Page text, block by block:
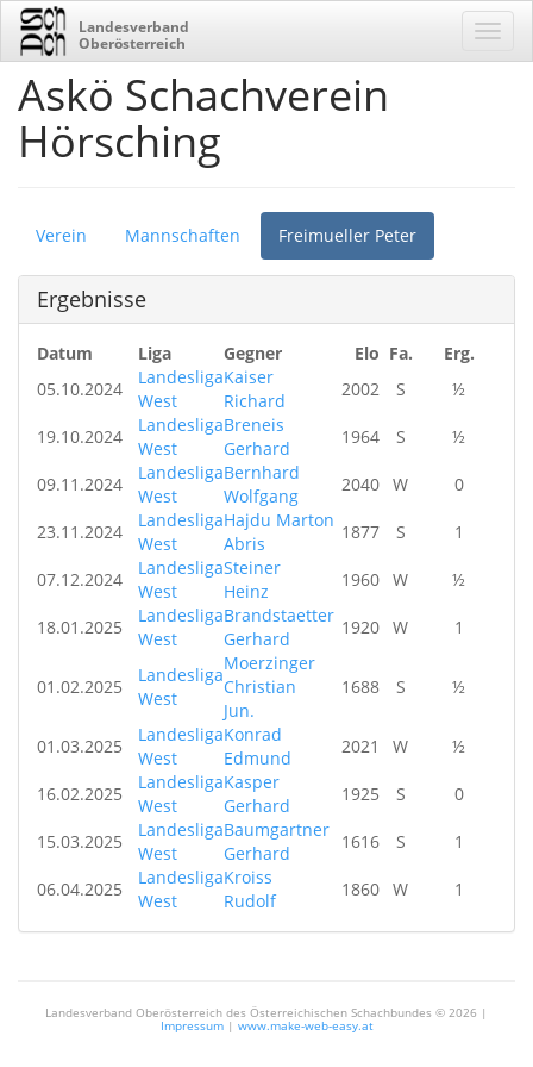
Landesverband
Oberösterreich
Askö Schachverein
Hörsching
Verein Mannschaften Freimueller Peter
Ergebnisse
Datum Liga Gegner Elo Fa.
Erg.
05.10.2024
Landesliga
West
Kaiser
Richard
2002 S ½
19.10.2024
Landesliga
West
Breneis
Gerhard
1964 S ½
09.11.2024
Landesliga
West
Bernhard
Wolfgang
2040 W 0
23.11.2024
Landesliga
West
Hajdu Marton
Abris
1877 S 1
07.12.2024
Landesliga
West
Steiner
Heinz
1960 W ½
18.01.2025
Landesliga
West
Brandstaetter
Gerhard
1920 W 1
01.02.2025
Landesliga
West
Moerzinger
Christian
Jun.
1688 S ½
01.03.2025
Landesliga
West
Konrad
Edmund
2021 W ½
16.02.2025
Landesliga
West
Kasper
Gerhard
1925 S 0
15.03.2025
Landesliga
West
Baumgartner
Gerhard
1616 S 1
06.04.2025
Landesliga
West
Kroiss
Rudolf
1860 W 1
Landesverband Oberösterreich des Österreichischen Schachbundes © 2026 |
Impressum| www.make-web-easy.at